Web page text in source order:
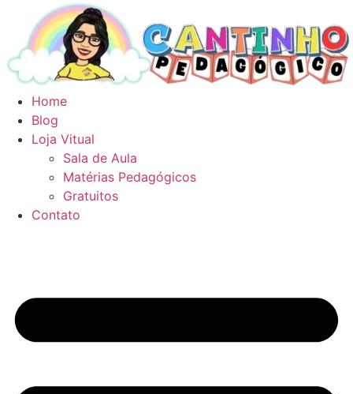
conteúdo
Home
Blog
Loja Vitual
Sala de Aula
Matérias Pedagógicos
Gratuitos
Contato